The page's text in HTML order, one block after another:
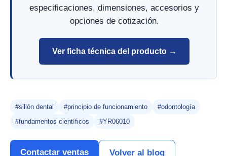
especificaciones, dimensiones, accesorios y
opciones de cotización.
Ver ficha técnica del producto →
#sillón dental #principio de funcionamiento
#odontología
#fundamentos científicos
#YR06010
Contactar ventas Volver al blog